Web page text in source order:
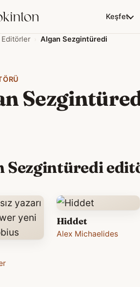
Keşfet
Editörler Algan Sezgintüredi
Sezgintüredi
Hiddet
Alex Michaelides